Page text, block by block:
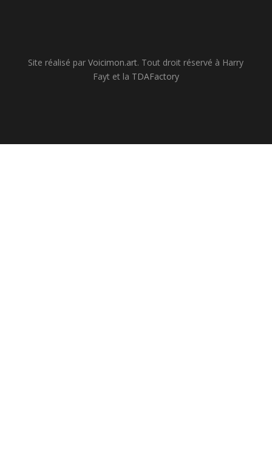
Site réalisé parVoicimon.art. Tout droit réservé à Harry
Fayt et la TDAFactory